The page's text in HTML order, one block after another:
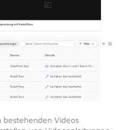
bestehenden Videos